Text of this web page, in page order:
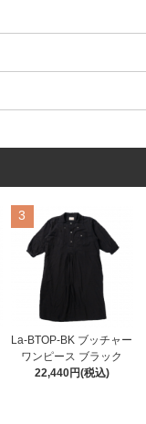
3
La-BTOP-BK ブッチャー
ワンピース ブラック
22,440円(税込)